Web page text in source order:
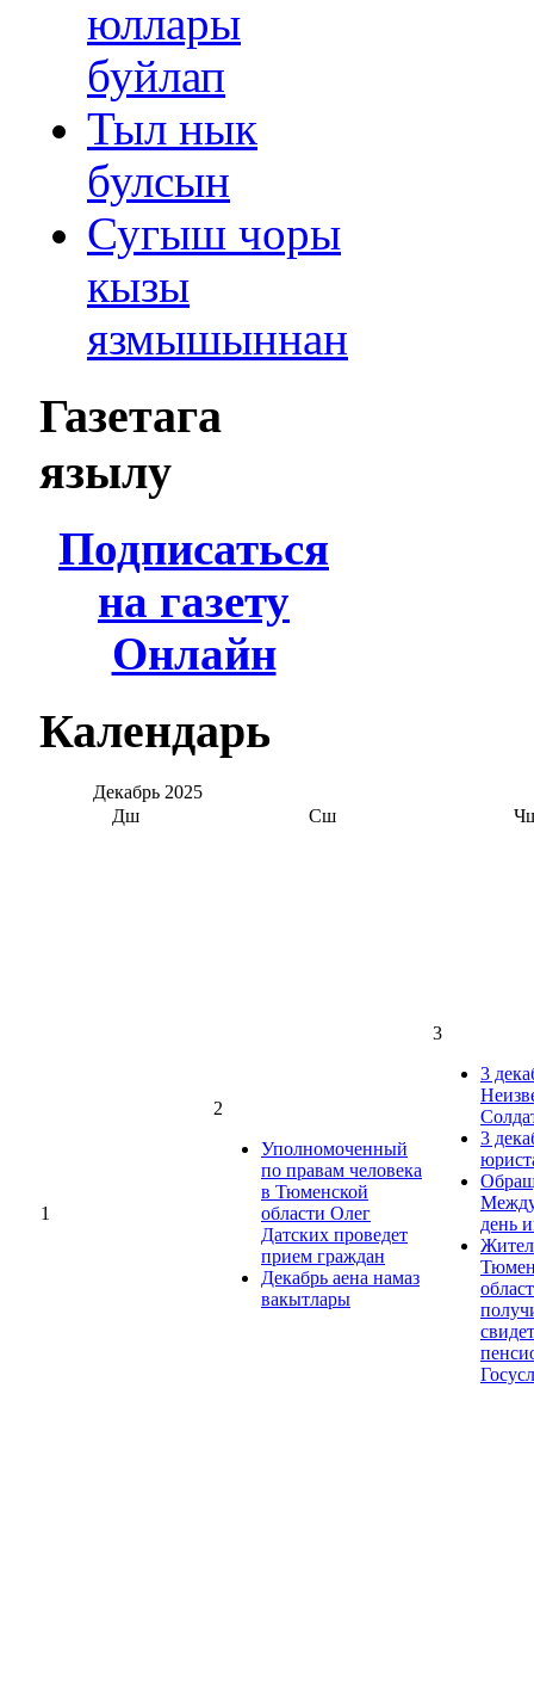
юллары
буйлап
Тыл нык
булсын
Сугыш чоры
кызы
язмышыннан
Газетага
язылу
Подписаться
на газету
Онлайн
Календарь
Декабрь 2025
Дш
Сш
1
2
Уполномоченный
по правам человека
в Тюменской
области Олег
Датских проведет
прием граждан
Декабрь аена намаз
вакытлары
3
3
3
день